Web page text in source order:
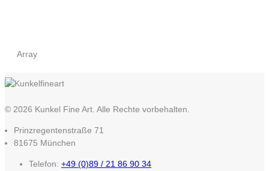
Array
© 2026 Kunkel Fine Art. Alle Rechte vorbehalten.
Prinzregentenstraße 71
81675 München
Telefon: +49 (0)89 / 21 86 90 34